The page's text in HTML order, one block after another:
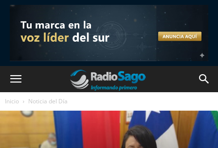
Inicio Noticia del Día